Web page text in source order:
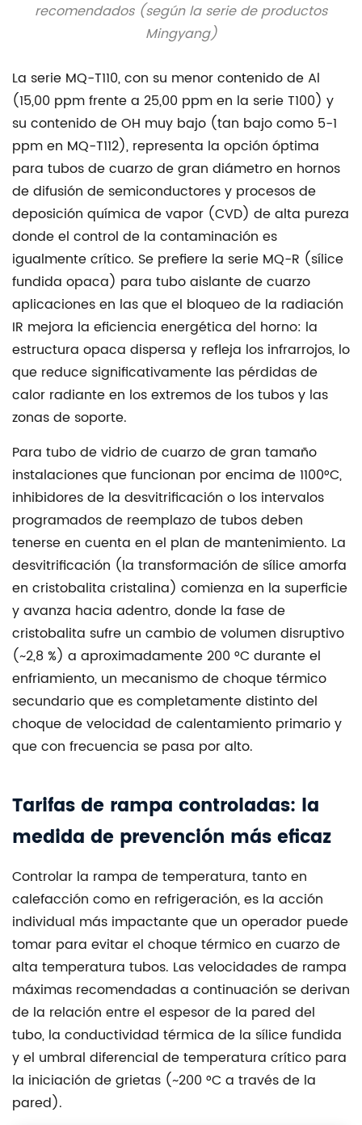
recomendados (según la serie de productos
Mingyang)
La serie MQ-T110, con su menor contenido de Al
(15,00 ppm frente a 25,00 ppm en la serie T100) y
su contenido de OH muy bajo (tan bajo como 5-1
ppm en MQ-T112), representa la opción óptima
para tubos de cuarzo de gran diámetroen hornos
de difusión de semiconductores y procesos de
deposición química de vapor (CVD) de alta pureza
donde el control de la contaminación es
igualmente crítico. Se prefiere la serie MQ-R (sílice
fundida opaca) para tubo aislante de cuarzo
aplicaciones en las que el bloqueo de la radiación
IR mejora la eficiencia energética del horno: la
estructura opaca dispersa y refleja los infrarrojos, lo
que reduce significativamente las pérdidas de
calor radiante en los extremos de los tubos y las
zonas de soporte.
Para tubo de vidrio de cuarzo de gran tamaño
instalaciones que funcionan por encima de 1100°C,
inhibidores de la desvitrificación o los intervalos
programados de reemplazo de tubos deben
tenerse en cuenta en el plan de mantenimiento. La
desvitrificación (la transformación de sílice amorfa
en cristobalita cristalina) comienza en la superficie
y avanza hacia adentro, donde la fase de
cristobalita sufre un cambio de volumen disruptivo
(~2,8 %) a aproximadamente 200 °C durante el
enfriamiento, un mecanismo de choque térmico
secundario que es completamente distinto del
choque de velocidad de calentamiento primario y
que con frecuencia se pasa por alto.
Tarifas de rampa controladas: la
medida de prevención más eficaz
Controlar la rampa de temperatura, tanto en
calefacción como en refrigeración, es la acción
individual más impactante que un operador puede
tomar para evitar el choque térmico en cuarzo de
alta temperatura tubos. Las velocidades de rampa
máximas recomendadas a continuación se derivan
de la relación entre el espesor de la pared del
tubo, la conductividad térmica de la sílice fundida
y el umbral diferencial de temperatura crítico para
la iniciación de grietas (~200 °C a través de la
pared).